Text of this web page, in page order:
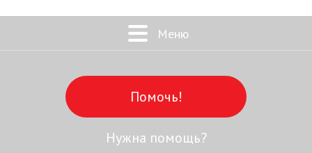
Меню
Помочь!
Нужна помощь?